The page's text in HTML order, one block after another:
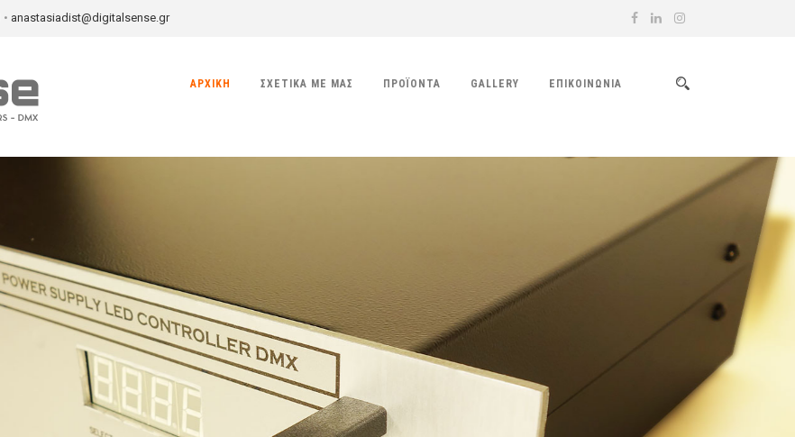
• anastasiadist@digitalsense.gr
ΑΡΧΙΚΉ ΣΧΕΤΙΚΆ ΜΕ ΜΑΣ ΠΡΟΪΌΝΤΑ GALLERY ΕΠΙΚΟΙΝΩΝΊΑ